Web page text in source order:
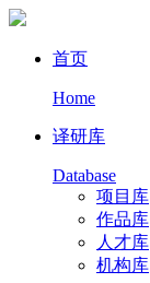
首页
Home
译研库
Database
项目库
作品库
人才库
机构库